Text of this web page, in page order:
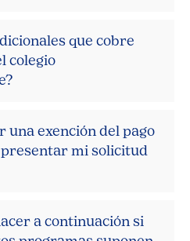
que cobre
colegio
una exención del pago
mi solicitud
a continuación si